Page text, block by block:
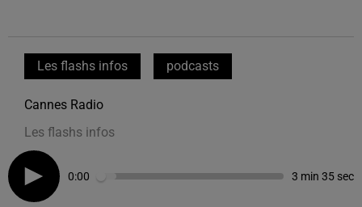
Les flashs infos podcasts
Cannes Radio
Les flashs infos
0:00 3 min 35 sec